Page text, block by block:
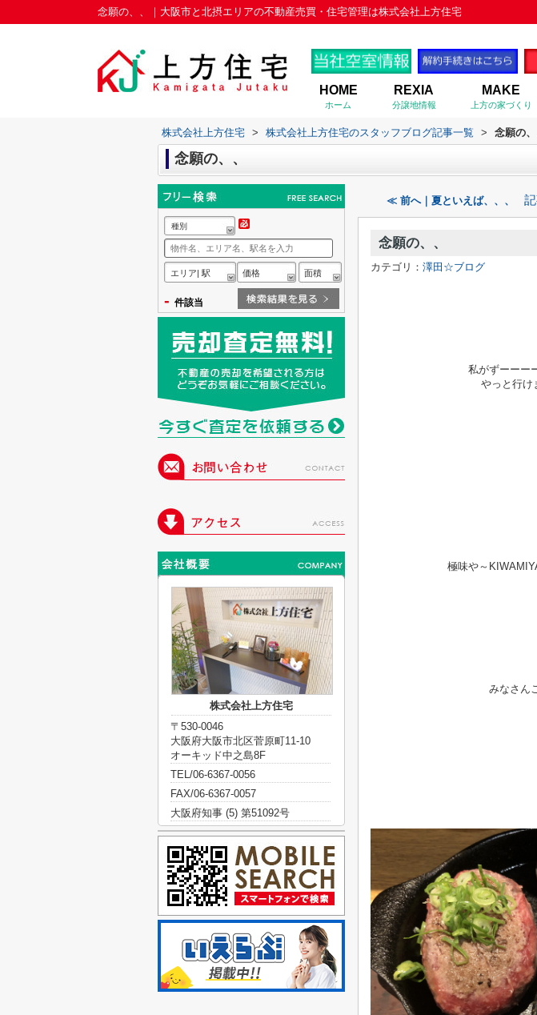
念願の、、｜大阪市と北摂エリアの不動産売買・住宅管理は株式会社上方住宅
HOME
ホーム
REXIA
分譲地情報
MAKE
上方の家づくり
株式会社上方住宅 > 株式会社上方住宅のスタッフブログ記事一覧 > 念願の、
念願の、、
≪ 前へ｜夏といえば、、、
念願の、、
カテゴリ： 澤田☆ブログ
私がずーーー
やっと行け
極味や～
みなさん
種別
エリア| 駅 価格 面積
- 件該当
株式会社上方住宅
〒530-0046
大阪府大阪市北区菅原町11-10
オーキッド中之島8F
TEL/06-6367-0056
FAX/06-6367-0057
大阪府知事 (5) 第51092号